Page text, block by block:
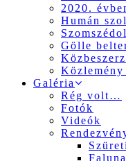
2020.
Humán
Gölle
Galéria
Rég volt…
Fotók
Videók